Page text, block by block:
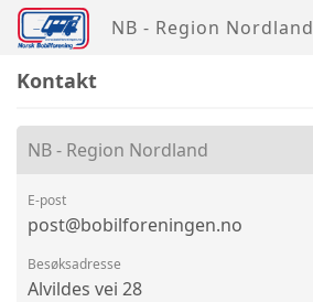
NB - Region Nordland
Kontakt
NB - Region Nordland
E-post
post@bobilforeningen.no
Besøksadresse
Alvildes vei 28